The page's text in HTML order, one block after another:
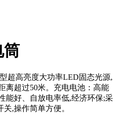
筒
超高亮度大功率LED固态光源,
离超过50米。充电电池：高能
能好、自放电率低,经济环保;采
,操作简单方便。